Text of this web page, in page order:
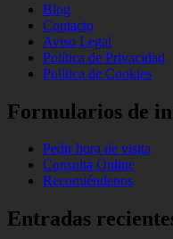
Blog
Contacto
Aviso Legal
Política de Privacidad
Política de Cookies
Formularios de
Pedir hora de visita
Consulta Online
Recomiéndenos
Entradas